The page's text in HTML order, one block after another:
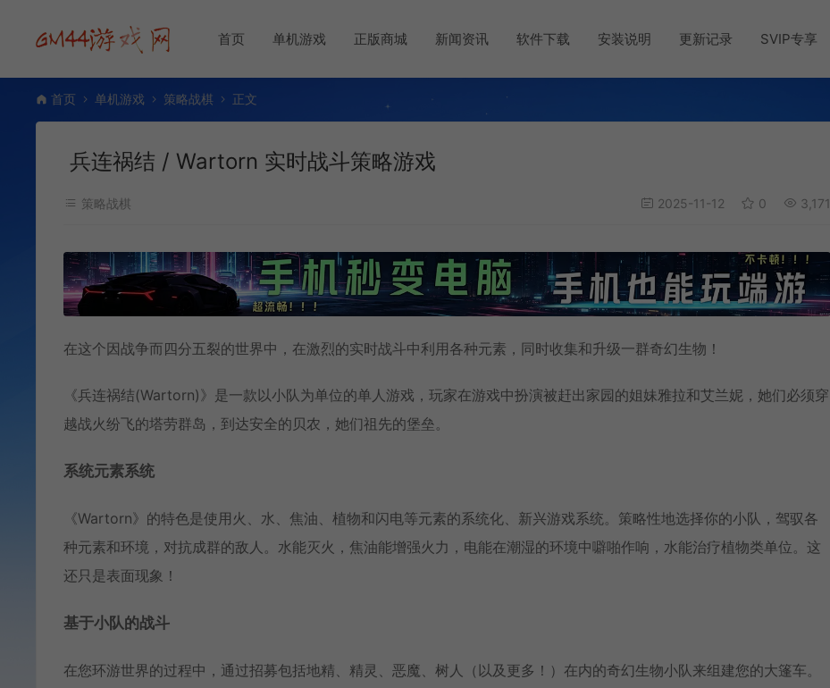
首页 单机游戏 正版商城 新闻资讯 软件下载 安装说明 更新记录 SVIP专享
首页 单机游戏 策略战棋 正文
兵连祸结 / Wartorn 实时战斗策略游戏
策略战棋 2025-11-12 0 3,171
在这个因战争而四分五裂的世界中，在激烈的实时战斗中利用各种元素，同时收集和升级一群奇幻生物！
《兵连祸结(Wartorn)》是一款以小队为单位的单人游戏，玩家在游戏中扮演被赶出家园的姐妹雅拉和艾兰妮，她们必须穿
越战火纷飞的塔劳群岛，到达安全的贝农，她们祖先的堡垒。
系统元素系统
《Wartorn》的特色是使用火、水、焦油、植物和闪电等元素的系统化、新兴游戏系统。策略性地选择你的小队，驾驭各
种元素和环境，对抗成群的敌人。水能灭火，焦油能增强火力，电能在潮湿的环境中噼啪作响，水能治疗植物类单位。这
还只是表面现象！
基于小队的战斗
在您环游世界的过程中，通过招募包括地精、精灵、恶魔、树人（以及更多！）在内的奇幻生物小队来组建您的大篷车。